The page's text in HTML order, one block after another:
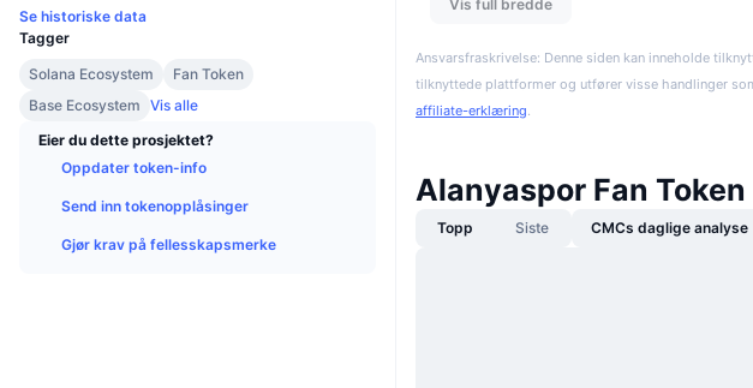
Se historiske data
Tagger
Solana Ecosystem
Fan Token
Base Ecosystem Vis alle
Eier du dette prosjektet?
Oppdater token-info
Send inn tokenopplåsinger
Gjør krav på fellesskapsmerke
Vis full bredde
Ansvarsfraskrivelse: Denne siden kan inneholde
tilknyttede plattformer og utfører visse handlinger
affiliate-erklæring.
Alanyaspor Fan
Topp Siste CMCs daglige analyse